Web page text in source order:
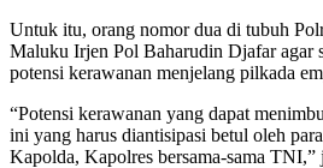
Untuk itu, orang nomor dua di tubuh
Maluku Irjen Pol Baharudin Djafar agar
potensi kerawanan menjelang pilkada
“Potensi kerawanan yang dapat
ini yang harus diantisipasi betul oleh
Kapolda, Kapolres bersama-sama TNI,”